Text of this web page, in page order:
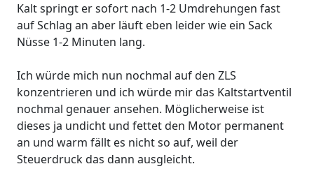
Kalt springt er sofort nach 1-2 Umdrehungen fast
auf Schlag an aber läuft eben leider wie ein Sack
Nüsse 1-2 Minuten lang.
Ich würde mich nun nochmal auf den ZLS
konzentrieren und ich würde mir das Kaltstartventil
nochmal genauer ansehen. Möglicherweise ist
dieses ja undicht und fettet den Motor permanent
an und warm fällt es nicht so auf, weil der
Steuerdruck das dann ausgleicht.